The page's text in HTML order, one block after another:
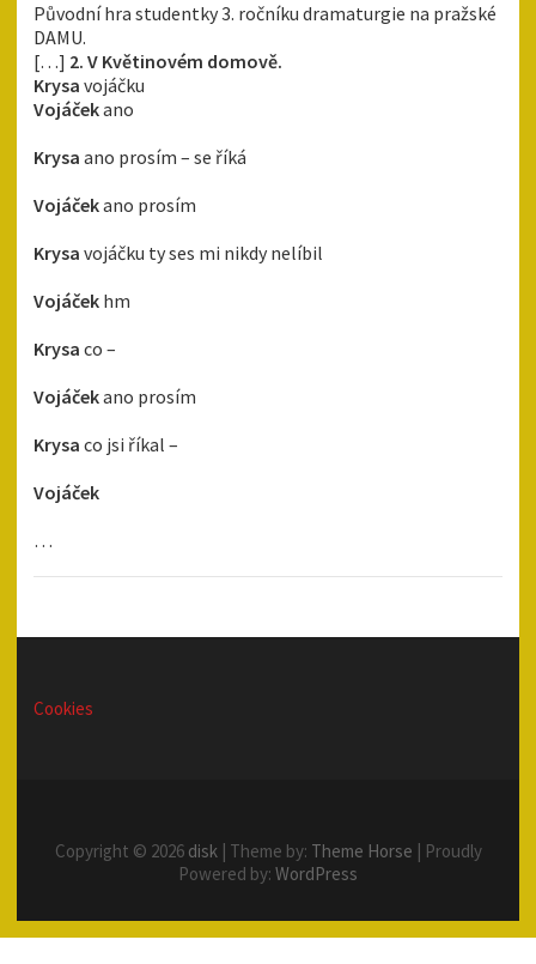
Původní hra studentky 3. ročníku dramaturgie na pražské
DAMU.
[…] 2. V Květinovém domově.
Krysa vojáčku
Vojáčekano
Krysa ano prosím – se říká
Vojáčekano prosím
Krysa vojáčku ty ses mi nikdy nelíbil
Vojáček hm
Krysa co –
Vojáčekano prosím
Krysa co jsi říkal –
Vojáček
…
Cookies
Copyright © 2026 disk| Theme by: Theme Horse | Proudly
Powered by: WordPress